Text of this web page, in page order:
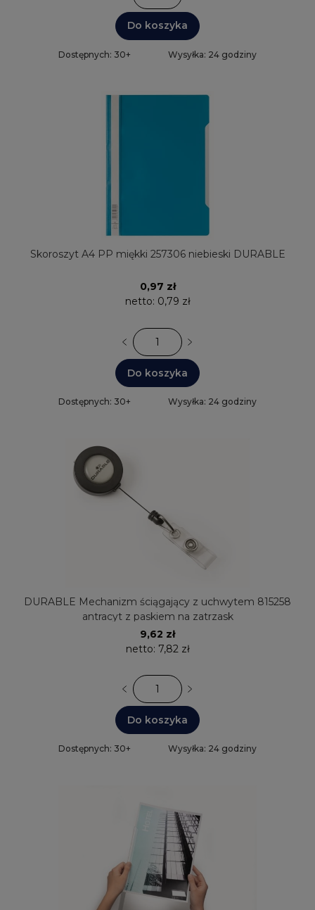
Do koszyka
Dostępnych: 30+ Wysyłka: 24 godziny
Skoroszyt A4 PP miękki 257306 niebieski DURABLE
0,97 zł
netto: 0,79 zł
Do koszyka
Dostępnych: 30+ Wysyłka: 24 godziny
DURABLE Mechanizm ściągający z uchwytem 815258
antracyt z paskiem na zatrzask
9,62 zł
netto: 7,82 zł
Do koszyka
Dostępnych: 30+ Wysyłka: 24 godziny